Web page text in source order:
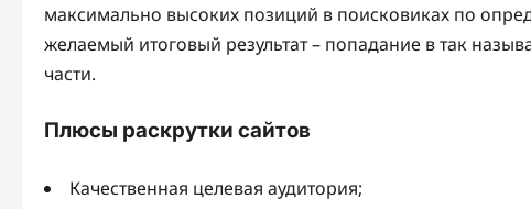
максимально высоких позиций в поисковиках по
желаемый итоговый результат – попадание в так
части.
Плюсы раскрутки сайтов
Качественная целевая аудитория;